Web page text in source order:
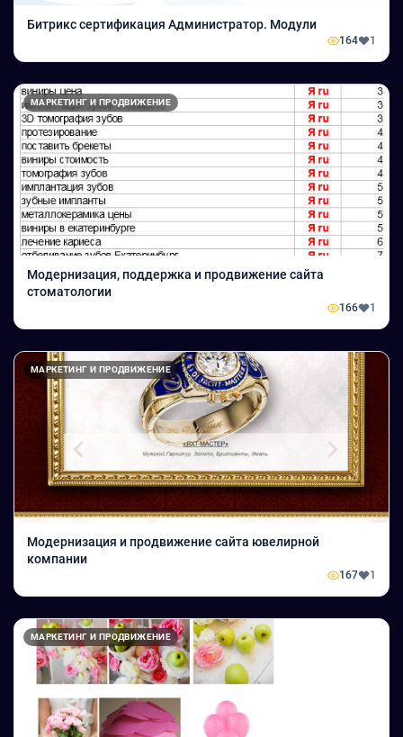
Битрикс сертификация Администратор. Модули
164 1
МАРКЕТИНГ И ПРОДВИЖЕНИЕ
Модернизация, поддержка и продвижение сайта
стоматологии
166 1
МАРКЕТИНГ И ПРОДВИЖЕНИЕ
Модернизация и продвижение сайта ювелирной
компании
167 1
МАРКЕТИНГ И ПРОДВИЖЕНИЕ